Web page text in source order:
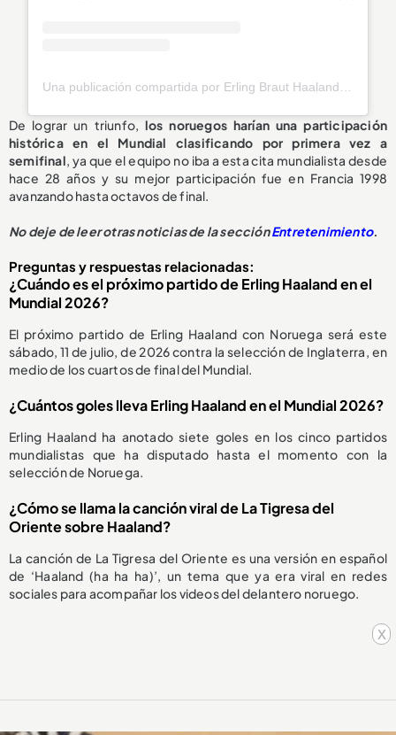
x
De lograr un triunfo, los noruegos harían una participación
histórica en el Mundial clasificando por primera vez a
semifinal, ya que el equipo no iba a esta cita mundialista desde
hace 28 años y su mejor participación fue en Francia 1998
avanzando hasta octavos de final.
No deje de leer otras noticias de la secciónEntretenimiento.
Preguntas y respuestas relacionadas:
¿Cuándo es el próximo partido de Erling Haaland en el
Mundial 2026?
El próximo partido de Erling Haaland con Noruega será este
sábado, 11 de julio, de 2026 contra la selección de Inglaterra, en
medio de los cuartos de final del Mundial.
¿Cuántos goles lleva Erling Haaland en el Mundial 2026?
Erling Haaland ha anotado siete goles en los cinco partidos
mundialistas que ha disputado hasta el momento con la
selección de Noruega.
¿Cómo se llama la canción viral de La Tigresa del
Oriente sobre Haaland?
La canción de La Tigresa del Oriente es una versión en español
de ‘Haaland (ha ha ha)’, un tema que ya era viral en redes
sociales para acompañar los videos del delantero noruego.